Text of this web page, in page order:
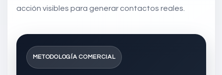
acción visibles para generar contactos reales.
METODOLOGÍA COMERCIAL